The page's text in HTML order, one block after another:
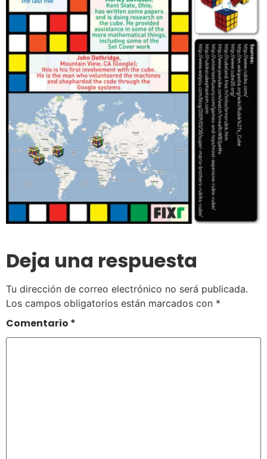
Deja una respuesta
Tu dirección de correo electrónico no será publicada.
Los campos obligatorios están marcados con *
Comentario *